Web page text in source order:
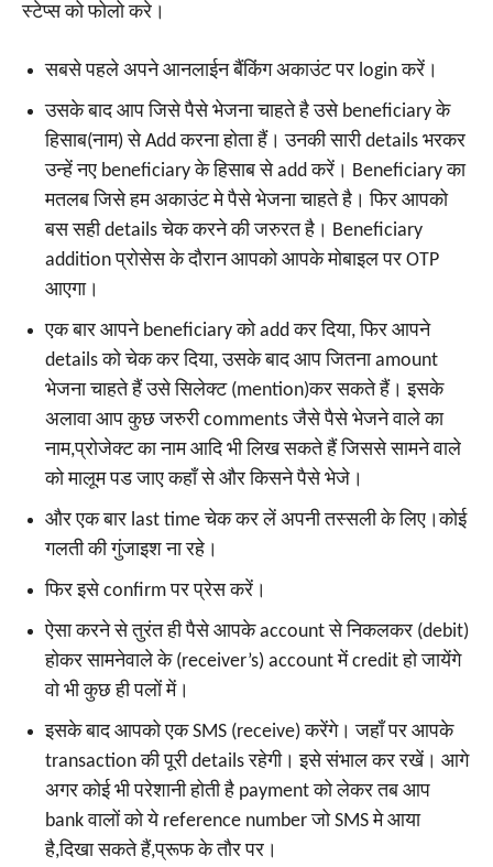
स्टेप्स को फोलो करे।
सबसे पहले अपने आनलाईन बैंकिंग अकाउंट पर login करें।
उसके बाद आप जिसे पैसे भेजना चाहते है उसे beneficiary के
हिसाब(नाम) से Add करना होता हैं। उनकी सारी details भरकर
उन्हें नए beneficiary के हिसाब से add करें। Beneficiary का
मतलब जिसे हम अकाउंट मे पैसे भेजना चाहते है। फिर आपको
बस सही details चेक करने की जरुरत है। Beneficiary
addition प्रोसेस के दौरान आपको आपके मोबाइल पर OTP
आएगा।
एक बार आपने beneficiary को add कर दिया, फिर आपने
details को चेक कर दिया, उसके बाद आप जितना amount
भेजना चाहते हैं उसे सिलेक्ट (mention)कर सकते हैं। इसके
अलावा आप कुछ जरुरी comments जैसे पैसे भेजने वाले का
नाम,प्रोजेक्ट का नाम आदि भी लिख सकते हैं जिससे सामने वाले
को मालूम पड जाए कहाँ से और किसने पैसे भेजे।
और एक बार last time चेक कर लें अपनी तस्सली के लिए।कोई
गलती की गुंजाइश ना रहे।
फिर इसे confirm पर प्रेस करें।
ऐसा करने से तुरंत ही पैसे आपके account से निकलकर (debit)
होकर सामनेवाले के (receiver’s) account में credit हो जायेंगे
वो भी कुछ ही पलों में।
इसके बाद आपको एक SMS (receive) करेंगे। जहाँ पर आपके
transaction की पूरी details रहेगी। इसे संभाल कर रखें। आगे
अगर कोई भी परेशानी होती है payment को लेकर तब आप
bank वालों को ये reference number जो SMS मे आया
है,दिखा सकते हैं,प्रूफ के तौर पर।